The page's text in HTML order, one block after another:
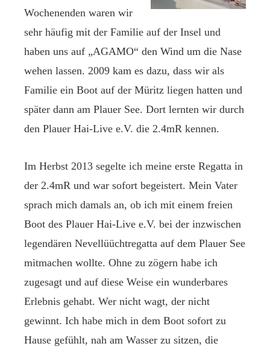
Wochenenden waren wir
sehr häufig mit der Familie auf der Insel und
haben uns auf „AGAMO“ den Wind um die Nase
wehen lassen. 2009 kam es dazu, dass wir als
Familie ein Boot auf der Müritz liegen hatten und
später dann am Plauer See. Dort lernten wir durch
den Plauer Hai-Live e.V. die 2.4mR kennen.
Im Herbst 2013 segelte ich meine erste Regatta in
der 2.4mR und war sofort begeistert. Mein Vater
sprach mich damals an, ob ich mit einem freien
Boot des Plauer Hai-Live e.V. bei der inzwischen
legendären Nevellüüchtregatta auf dem Plauer See
mitmachen wollte. Ohne zu zögern habe ich
zugesagt und auf diese Weise ein wunderbares
Erlebnis gehabt. Wer nicht wagt, der nicht
gewinnt. Ich habe mich in dem Boot sofort zu
Hause gefühlt, nah am Wasser zu sitzen, die